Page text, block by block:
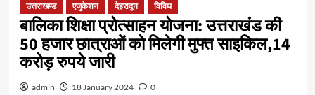
उत्तराखण्ड एजुकेशन देहरादून विविध
बालिका शिक्षा प्रोत्साहन योजना: उत्तराखंड की
50 हजार छात्राओं को मिलेगी मुफ्त साइकिल,14
करोड़ रुपये जारी
admin 18 January 2024 0